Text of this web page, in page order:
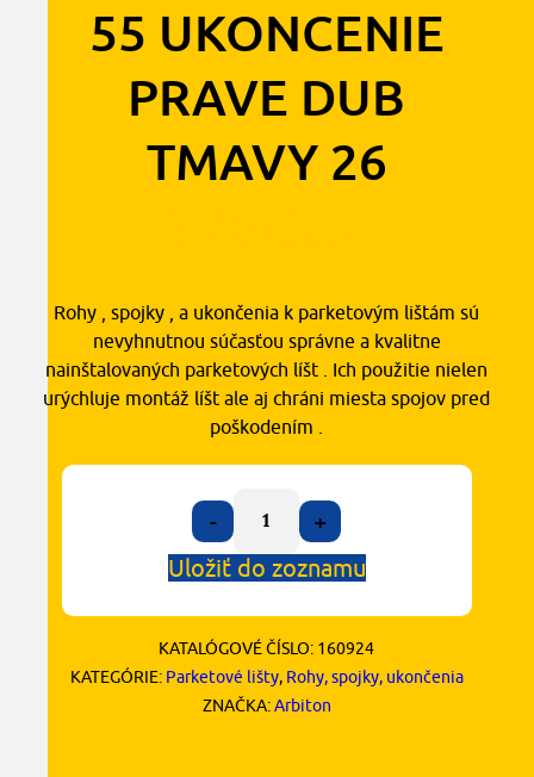
55 UKONCENIE
PRAVE DUB
TMAVY 26
Rohy , spojky , a ukončenia k parketovým lištám sú
nevyhnutnou súčasťou správne a kvalitne
nainštalovaných parketových líšt . Ich použitie nielen
urýchluje montáž líšt ale aj chráni miesta spojov pred
poškodením .
-
+
Uložiť do zoznamu
KATALÓGOVÉ ČÍSLO: 160924
KATEGÓRIE: Parketové lišty, Rohy, spojky, ukončenia
ZNAČKA:Arbiton